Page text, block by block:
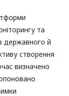
та
державного й
створення
визначено